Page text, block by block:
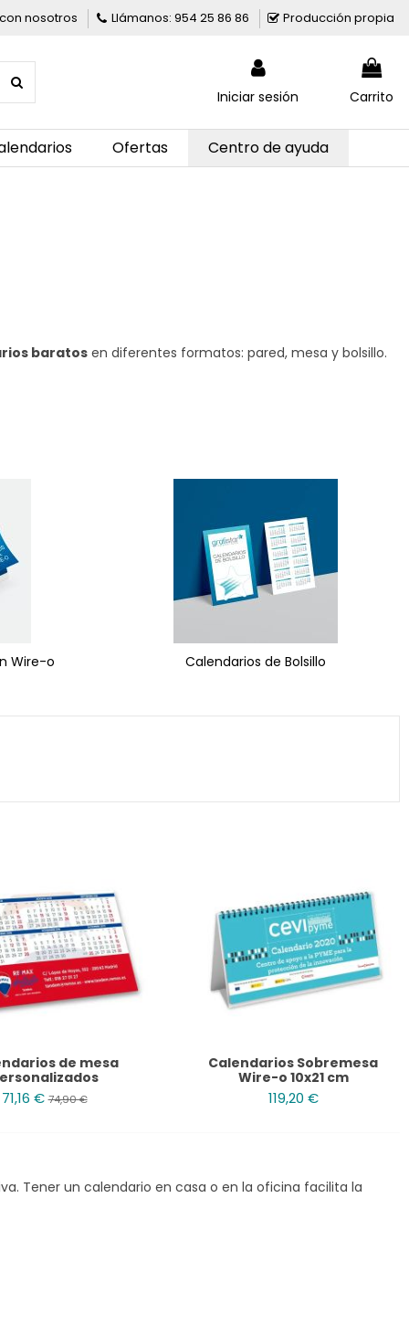
nosotros Llámanos: 954 25 86 86 Producción propia
Iniciar sesión Carrito
Ofertas Centro de ayuda
baratosen diferentes formatos: pared, mesa y bolsillo.
Wire-o Calendarios de Bolsillo
de mesa
71,16 €74,90 €
Calendarios Sobremesa
Wire-o 10x21 cm
119,20 €
Tener un calendario en casa o en la oficina facilita la